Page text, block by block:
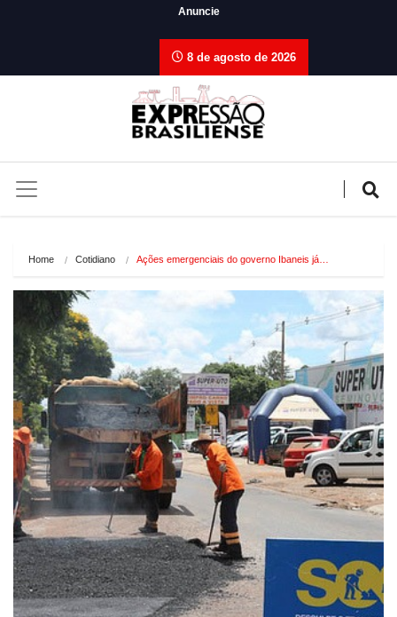
Anuncie
8 de agosto de 2026
Home Cotidiano Ações emergenciais do governo Ibaneis já…